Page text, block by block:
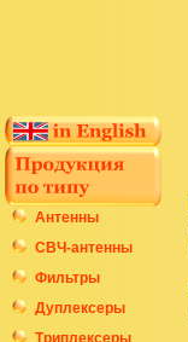
Антенны
СВЧ-антенны
Фильтры
Дуплексеры
Триплексеры